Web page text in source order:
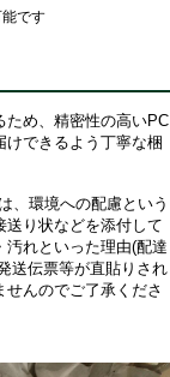
です
ため、精密性の高いPC
けできるよう丁寧な梱
、環境への配慮という
送り状などを添付して
れといった理由(配達
送伝票等が直貼りされ
んのでご了承くださ